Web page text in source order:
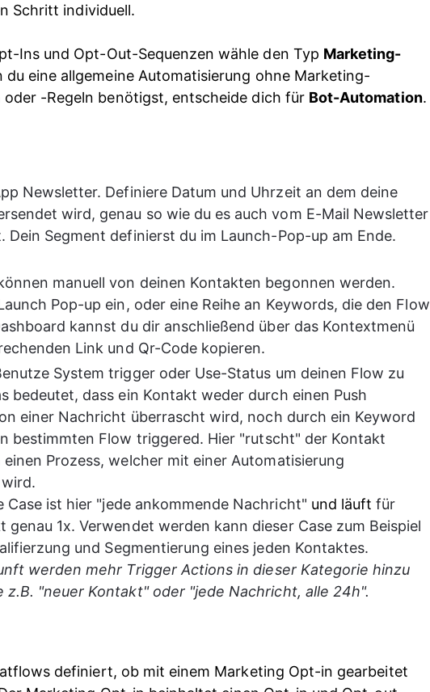
Schritt individuell.
Ins und Opt-Out-Sequenzen wähle den Typ Marketing-
du eine allgemeine Automatisierung ohne Marketing-
oder -Regeln benötigst, entscheide dich für Bot-Automation.
Newsletter. Definiere Datum und Uhrzeit an dem deine
wird, genau so wie du es auch vom E-Mail Newsletter
Dein Segment definierst du im Launch-Pop-up am Ende.
manuell von deinen Kontakten begonnen werden.
Pop-up ein, oder eine Reihe an Keywords, die den Flow
kannst du dir anschließend über das Kontextmenü
Link und Qr-Code kopieren.
System trigger oder Use-Status um deinen Flow zu
bedeutet, dass ein Kontakt weder durch einen Push
einer Nachricht überrascht wird, noch durch ein Keyword
bestimmten Flow triggered. Hier "rutscht" der Kontakt
einen Prozess, welcher mit einer Automatisierung
Case ist hier "jede ankommende Nachricht" und läuft für
genau 1x. Verwendet werden kann dieser Case zum Beispiel
und Segmentierung eines jeden Kontaktes.
werden mehr Trigger Actions in dieser Kategorie hinzu
z.B. "neuer Kontakt" oder "jede Nachricht, alle 24h".
definiert, ob mit einem Marketing Opt-in gearbeitet